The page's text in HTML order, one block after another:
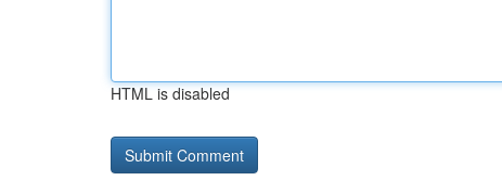
HTML is disabled